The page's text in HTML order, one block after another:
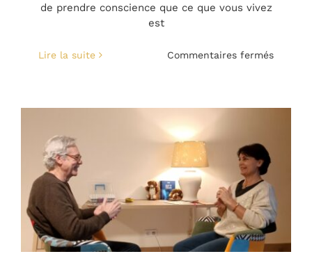
de prendre conscience que ce que vous vivez
est
Lire la suite Commentaires ferméssur